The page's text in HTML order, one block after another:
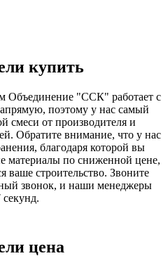
купить
Объединение "ССК" работает с
поэтому у нас самый
смеси от производителя и
Обратите внимание, что у нас
благодаря которой вы
материалы по сниженной цене,
ваше строительство. Звоните
звонок, и наши менеджеры
секунд.
цена